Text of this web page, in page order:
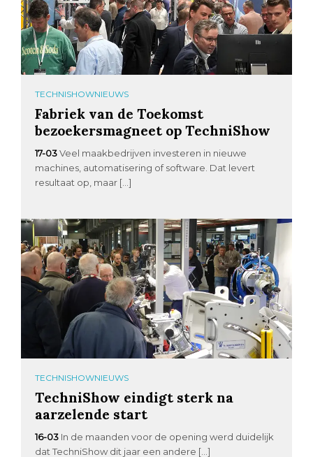
TECHNISHOWNIEUWS
Fabriek van de Toekomst
bezoekersmagneet op TechniShow
17-03 Veel maakbedrijven investeren in nieuwe
machines, automatisering of software. Dat levert
resultaat op, maar […]
TECHNISHOWNIEUWS
TechniShow eindigt sterk na
aarzelende start
16-03 In de maanden voor de opening werd duidelijk
dat TechniShow dit jaar een andere […]